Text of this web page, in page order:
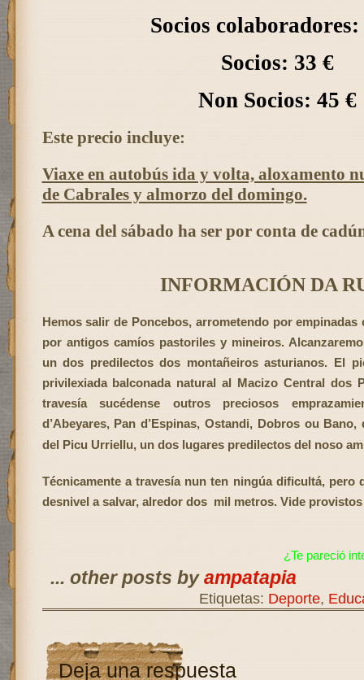
Socios colaboradores:
Socios: 33 €
Non Socios: 45 €
Este precio incluye:
Viaxe en autobús ida y volta, aloxamento
de Cabrales y almorzo del domingo.
A cena del sábado ha ser por conta de
INFORMACIÓN DA
Hemos salir de Poncebos, arrometendo por
por antigos camíos pastoriles y mineiros.
un dos predilectos dos montañeiros asturianos. El
privilexiada balconada natural al Macizo Central dos
travesía sucédense outros preciosos
d’Abeyares, Pan d’Espinas, Ostandi, Dobros ou
del Picu Urriellu, un dos lugares predilectos del noso
Técnicamente a travesía nun ten ningúa dificultá, pero
desnivel a salvar, alredor dos mil metros. Vide
¿Te pareció
... other posts byampatapia
Etiquetas: Deporte,
Deja una respuesta